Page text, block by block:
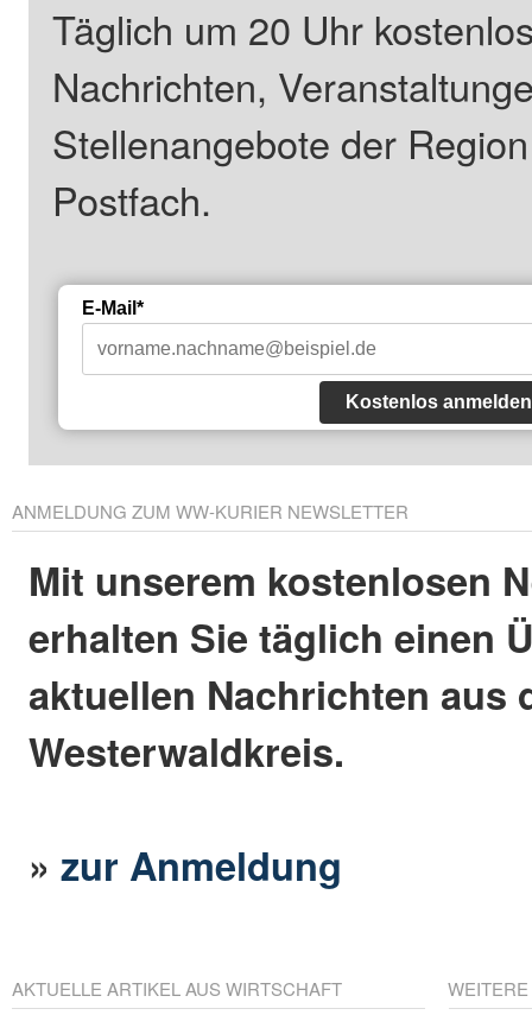
Täglich um 20 Uhr
Nachrichten,
Stellenangebote der
Postfach.
E-Mail*
Kostenlos anmelden
ANMELDUNG ZUM WW-KURIER NEWSLETTER
Mit unserem kostenlosen
erhalten Sie täglich einen
aktuellen Nachrichten aus
Westerwaldkreis.
»zur Anmeldung
AKTUELLE ARTIKEL AUS WIRTSCHAFT